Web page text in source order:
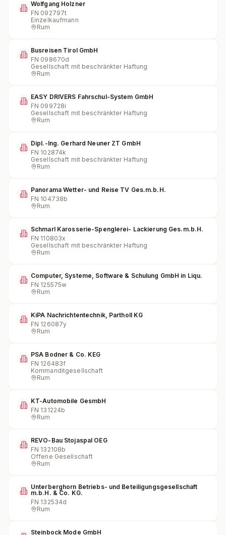
Wolfgang Holzner
FN 092797t
Einzelkaufmann
Rum
Busreisen Tirol GmbH
FN 098670d
Gesellschaft mit beschränkter Haftung
Rum
EASY DRIVERS Fahrschul-System GmbH
FN 099728i
Gesellschaft mit beschränkter Haftung
Rum
Dipl.-Ing. Gerhard Neuner ZT GmbH
FN 102874k
Gesellschaft mit beschränkter Haftung
Rum
Panorama Wetter- und Reise TV Ges.m.b.H.
FN 104738b
Rum
Schmarl Karosserie-Spenglerei- Lackierung Ges.m.b.H.
FN 110803x
Gesellschaft mit beschränkter Haftung
Rum
Computer, Systeme, Software & Schulung GmbH in Liqu.
FN 125575w
Rum
KiPA Nachrichtentechnik, Partholl KG
FN 126087y
Rum
PSA Bodner & Co. KEG
FN 126483f
Kommanditgesellschaft
Rum
KT-Automobile GesmbH
FN 131224b
Rum
REVO-Bau Stojaspal OEG
FN 132108b
Offene Gesellschaft
Rum
Unterberghorn Betriebs- und Beteiligungsgesellschaft
m.b.H. & Co. KG.
FN 132534d
Rum
Steinbock Mode GmbH